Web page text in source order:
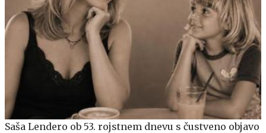
Saša Lendero ob 53. rojstnem dnevu s čustveno objavo